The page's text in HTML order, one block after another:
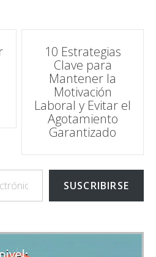
10 Estrategias
Clave para
Mantener la
Motivación
Laboral y Evitar el
Agotamiento
Garantizado
SUSCRIBIRSE